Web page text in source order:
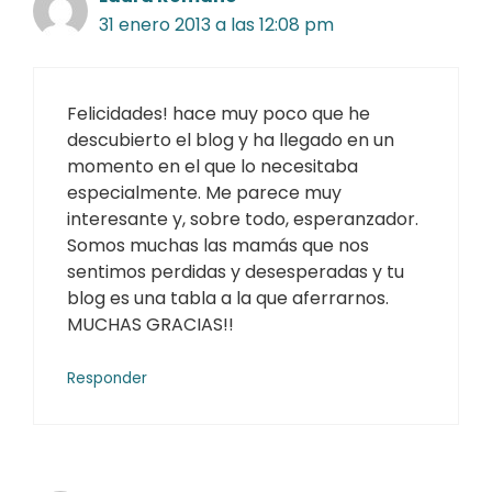
31 enero 2013 a las 12:08 pm
Felicidades! hace muy poco que he
descubierto el blog y ha llegado en un
momento en el que lo necesitaba
especialmente. Me parece muy
interesante y, sobre todo, esperanzador.
Somos muchas las mamás que nos
sentimos perdidas y desesperadas y tu
blog es una tabla a la que aferrarnos.
MUCHAS GRACIAS!!
Responder